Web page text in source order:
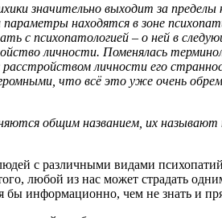
значительно выходит за
находятся в зоне
с психопатологией – о ней в
личности. Поменялась
расстройством личности его
что всё это уже очень
общим названием, их называют
с различными видами
любой из нас может страдать
информационно, чем не знать и